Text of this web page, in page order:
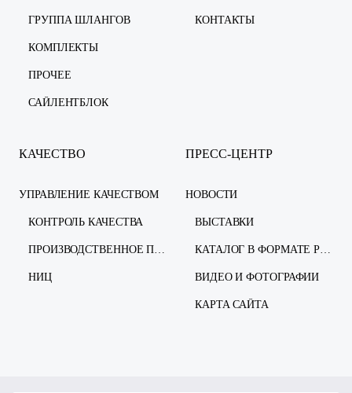
ГРУППА ШЛАНГОВ
КОМПЛЕКТЫ
ПРОЧЕЕ
САЙЛЕНТБЛОК
КОНТАКТЫ
КАЧЕСТВО
УПРАВЛЕНИЕ КАЧЕСТВОМ
КОНТРОЛЬ КАЧЕСТВА
ПРОИЗВОДСТВЕННОЕ ПРЕДПРИЯТИЕ
НИЦ
ПРЕСС-ЦЕНТР
НОВОСТИ
ВЫСТАВКИ
КАТАЛОГ В ФОРМАТЕ PDF
ВИДЕО И ФОТОГРАФИИ
КАРТА САЙТА